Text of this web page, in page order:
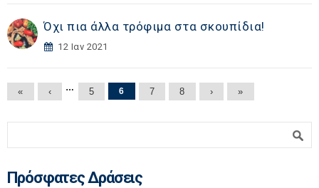
Όχι πια άλλα τρόφιμα στα σκουπίδια!
12 Ιαν 2021
Σελίδες
« ‹ … 5 6 7 8 › »
Πρόσφατες Δράσεις